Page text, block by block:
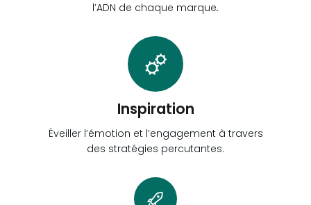
l’ADN de chaque marque.
Inspiration
Éveiller l’émotion et l’engagement à travers
des stratégies percutantes.